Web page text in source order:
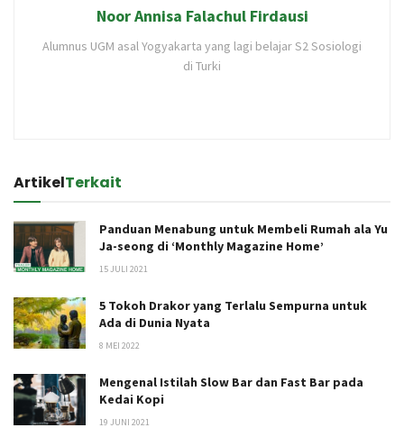
Noor Annisa Falachul Firdausi
Alumnus UGM asal Yogyakarta yang lagi belajar S2 Sosiologi
di Turki
ArtikelTerkait
Panduan Menabung untuk Membeli Rumah ala Yu
Ja-seong di ‘Monthly Magazine Home’
15 JULI 2021
5 Tokoh Drakor yang Terlalu Sempurna untuk
Ada di Dunia Nyata
8 MEI 2022
Mengenal Istilah Slow Bar dan Fast Bar pada
Kedai Kopi
19 JUNI 2021